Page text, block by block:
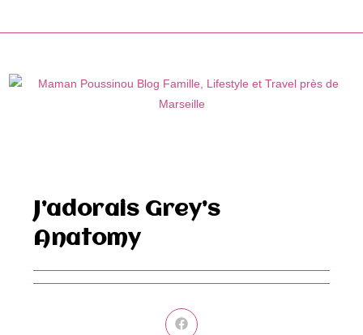
J’adorais Grey’s
Anatomy
Ouvrir